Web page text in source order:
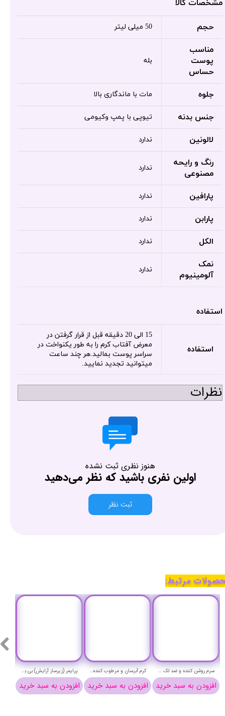
مشخصات کالا
حجم 50 میلی لیتر
مناسب
پوست
حساس
بله
جلوه مات با ماندگاری بالا
جنس بدنه تیوپی با پمپ وکیومی
لالونین ندارد
رنگ و رایحه
مصنوعی
ندارد
پارافین ندارد
پارابن ندارد
الکل ندارد
نمک
آلومینیوم
ندارد
استفاده
استفاده
15 الی 20 دقیقه قبل از قرار گرفتن در
معرض آفتاب کرم را به طور یکنواخت در
سراسر پوست بمالید.هر چند ساعت
میتوانید تجدید نمایید.
نظرات
هنوز نظری ثبت نشده
اولین نفری باشید که نظر می‌دهید
ثبت نظر
پرایمر (زیرساز آرایش) بی بی بومر میشا حجم 40 میلی لیتر - MISSHA BB BOOMER
افزودن به سبد خرید
کرم آبرسان و مرطوب کننده قوی لاکویینتا حجم 50 میلی لیتر - LaQuinta SUPER HYDRATING CREAM
افزودن به سبد خرید
سرم روشن کننده و ضد لک ویتامین ث لاکویینتا حجم 30 میلی لیتر - LaQuinta VITAMINE C SERUM
افزودن به سبد خرید
مرتبط: